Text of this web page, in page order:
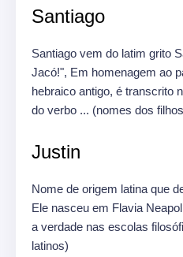
Santiago
Santiago vem do latim grito
Jacó!", Em homenagem ao
hebraico antigo, é transcrito
do verbo ... (nomes dos
Justin
Nome de origem latina que
Ele nasceu em Flavia
a verdade nas escolas
latinos)